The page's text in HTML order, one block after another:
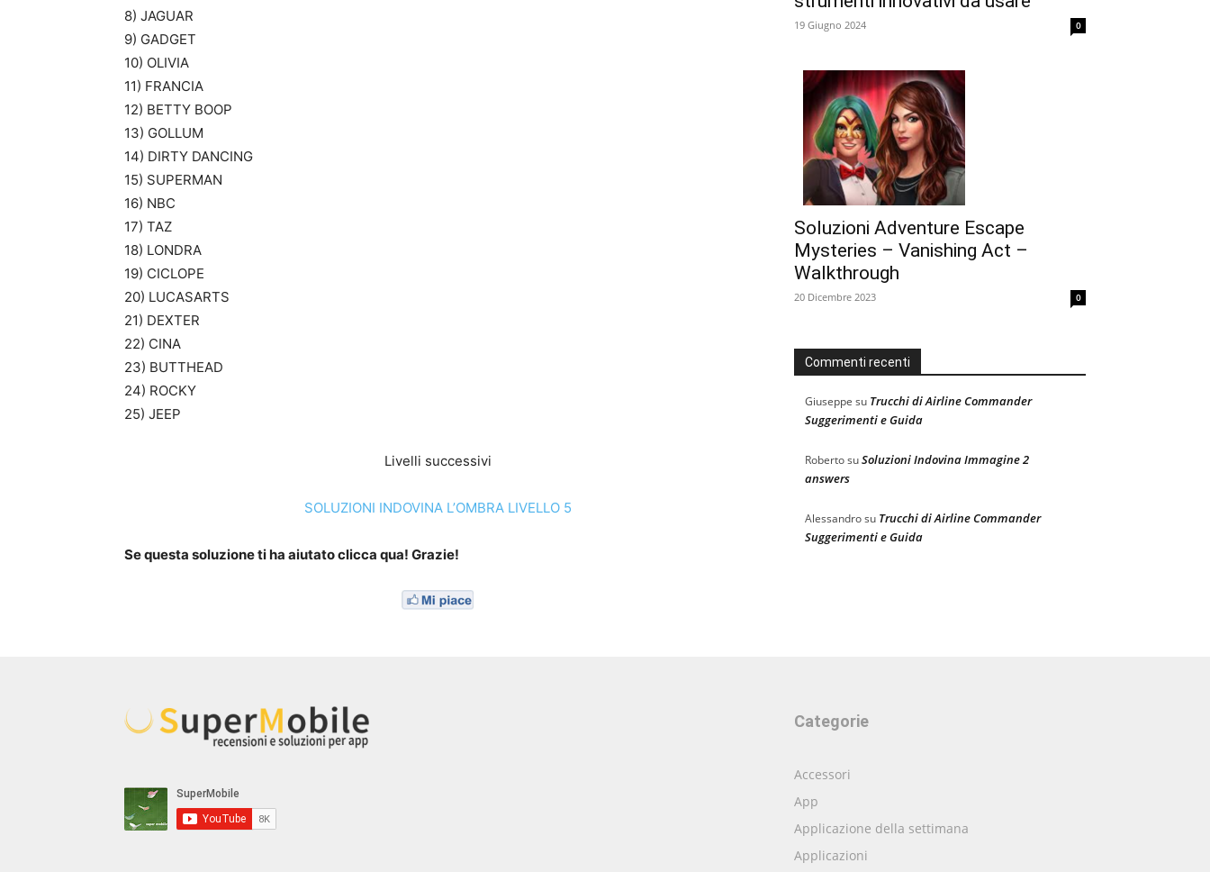
8) JAGUAR
9) GADGET
10) OLIVIA
11) FRANCIA
12) BETTY BOOP
13) GOLLUM
14) DIRTY DANCING
15) SUPERMAN
16) NBC
17) TAZ
18) LONDRA
19) CICLOPE
20) LUCASARTS
21) DEXTER
22) CINA
23) BUTTHEAD
24) ROCKY
25) JEEP
Livelli successivi
SOLUZIONI INDOVINA L’OMBRA LIVELLO 5
Se questa soluzione ti ha aiutato clicca qua! Grazie!
19 Giugno 2024 0
Soluzioni Adventure Escape
Mysteries – Vanishing Act –
Walkthrough
20 Dicembre 2023 0
Commenti recenti
Giuseppe su Trucchi di Airline Commander
Suggerimenti e Guida
RobertosuSoluzioni Indovina Immagine 2
answers
Alessandrosu Trucchi di Airline Commander
Suggerimenti e Guida
Categorie
Accessori
App
Applicazione della settimana
Applicazioni